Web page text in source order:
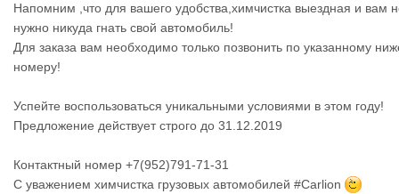
Напомним ,что для вашего удобства,химчистка выездная и вам
нужно никуда гнать свой автомобиль!
Для заказа вам необходимо только позвонить по указанному
номеру!
Успейте воспользоваться уникальными условиями в этом году!
Предложение действует строго до 31.12.2019
Контактный номер +7(952)791-71-31
С уважением химчистка грузовых автомобилей #Carlion